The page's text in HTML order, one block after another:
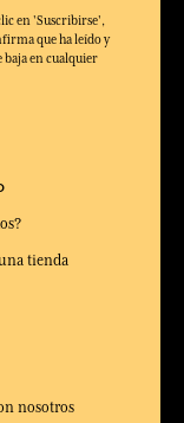
en 'Suscribirse',
que ha leído y
baja en cualquier
tienda
nosotros